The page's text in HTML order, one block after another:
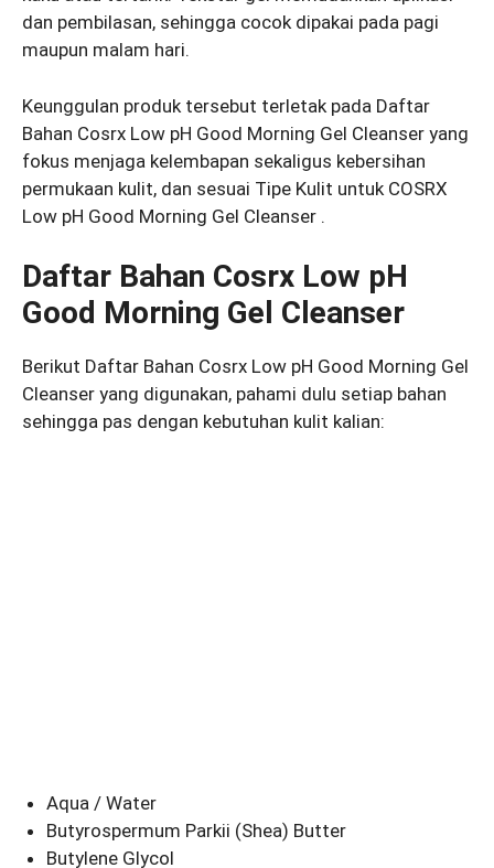
dan pembilasan, sehingga cocok dipakai pada pagi
maupun malam hari.
Keunggulan produk tersebut terletak pada Daftar
Bahan Cosrx Low pH Good Morning Gel Cleanser yang
fokus menjaga kelembapan sekaligus kebersihan
permukaan kulit, dan sesuai Tipe Kulit untuk COSRX
Low pH Good Morning Gel Cleanser .
Daftar Bahan Cosrx Low pH
Good Morning Gel Cleanser
Berikut Daftar Bahan Cosrx Low pH Good Morning Gel
Cleanser yang digunakan, pahami dulu setiap bahan
sehingga pas dengan kebutuhan kulit kalian:
Aqua / Water
Butyrospermum Parkii (Shea) Butter
Butylene Glycol